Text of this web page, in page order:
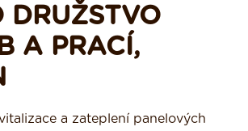
DRUŽSTVO
A PRACÍ,
a zateplení panelových